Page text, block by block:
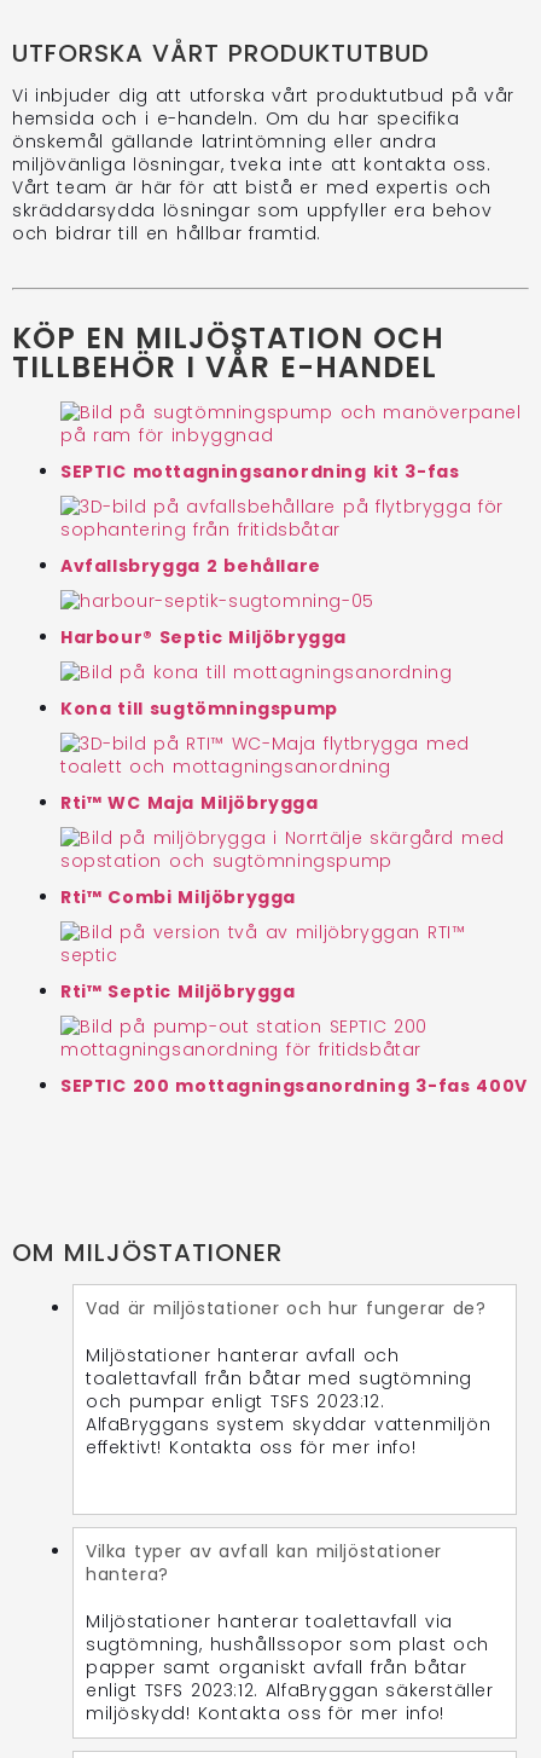
UTFORSKA VÅRT PRODUKTUTBUD
Vi inbjuder dig att utforska vårt produktutbud på vår
hemsida och i e-handeln. Om du har specifika
önskemål gällande latrintömning eller andra
miljövänliga lösningar, tveka inte att kontakta oss.
Vårt team är här för att bistå er med expertis och
skräddarsydda lösningar som uppfyller era behov
och bidrar till en hållbar framtid.
KÖP EN MILJÖSTATION OCH
TILLBEHÖR I VÅR E-HANDEL
SEPTIC mottagningsanordning kit 3-fas
Avfallsbrygga 2 behållare
Harbour® Septic Miljöbrygga
Kona till sugtömningspump
Rti™ WC Maja Miljöbrygga
Rti™ Combi Miljöbrygga
Rti™ Septic Miljöbrygga
SEPTIC 200 mottagningsanordning 3-fas 400V
OM MILJÖSTATIONER
Vad är miljöstationer och hur fungerar de?
Miljöstationer hanterar avfall och
toalettavfall från båtar med sugtömning
och pumpar enligt TSFS 2023:12.
AlfaBryggans system skyddar vattenmiljön
effektivt! Kontakta oss för mer info!
Vilka typer av avfall kan miljöstationer
hantera?
Miljöstationer hanterar toalettavfall via
sugtömning, hushållssopor som plast och
papper samt organiskt avfall från båtar
enligt TSFS 2023:12. AlfaBryggan säkerställer
miljöskydd! Kontakta oss för mer info!